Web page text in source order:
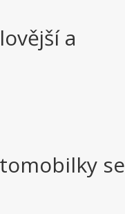
a
se